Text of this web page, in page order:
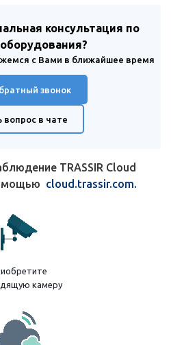
консультация по
с Вами в ближайшее время
звонок
вопрос в чате
TRASSIR Cloud
cloud.trassir.com.
камеру